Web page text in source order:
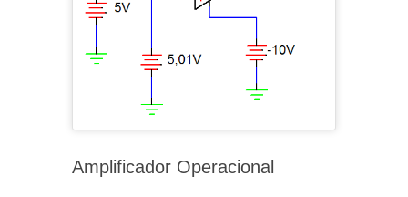
Amplificador Operacional